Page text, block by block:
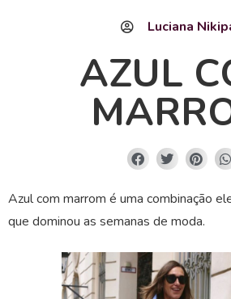
Luciana
AZUL
Azul com marrom é uma combinação
que dominou as semanas de moda.